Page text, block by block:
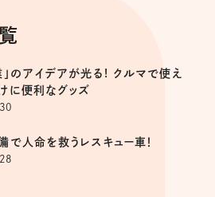
」のアイデアが光る! クルマで使え
に便利なグッズ
で人命を救うレスキュー車！